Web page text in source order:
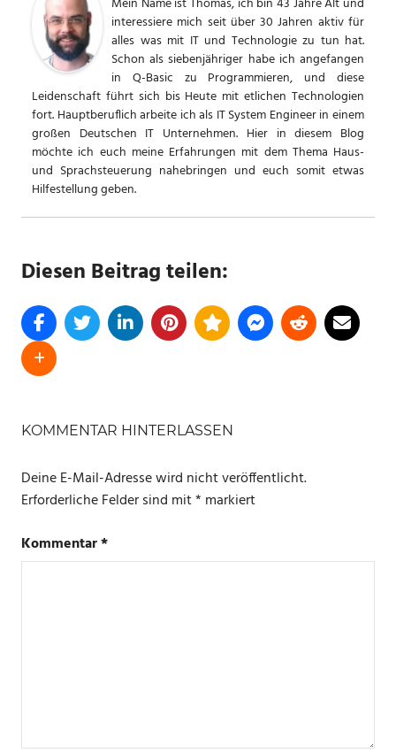
interessiere mich seit über 30 Jahren aktiv für
alles was mit IT und Technologie zu tun hat.
Schon als siebenjähriger habe ich angefangen
in Q-Basic zu Programmieren, und diese
Leidenschaft führt sich bis Heute mit etlichen Technologien
fort. Hauptberuflich arbeite ich als IT System Engineer in einem
großen Deutschen IT Unternehmen. Hier in diesem Blog
möchte ich euch meine Erfahrungen mit dem Thema Haus-
und Sprachsteuerung nahebringen und euch somit etwas
Hilfestellung geben.
Diesen Beitrag teilen:
AMAZON
ECHO
PLUS
KOMMENTAR HINTERLASSEN
Deine E-Mail-Adresse wird nicht veröffentlicht.
Erforderliche Felder sind mit* markiert
Kommentar*